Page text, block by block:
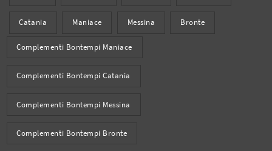
Catania Maniace Messina Bronte
Complementi Bontempi Maniace
Complementi Bontempi Catania
Complementi Bontempi Messina
Complementi Bontempi Bronte